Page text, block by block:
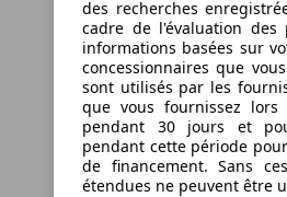
des recherches
cadre de l'évaluation des
informations basées sur
concessionnaires que
sont utilisés par les
que vous fournissez lors
pendant 30 jours et
pendant cette période
de financement. Sans
étendues ne peuvent être